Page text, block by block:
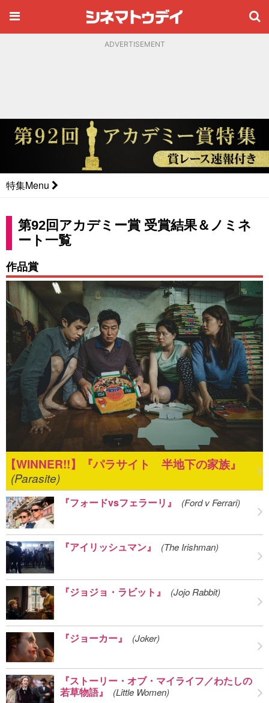
ADVERTISEMENT
特集Menu
第92回アカデミー賞 受賞結果＆ノミネ
ート一覧
作品賞
『パラサイト 半地下の家族』
(Parasite)
『フォードvsフェラーリ』 (Ford v Ferrari)
『アイリッシュマン』 (The Irishman)
『ジョジョ・ラビット』 (Jojo Rabbit)
『ジョーカー』 (Joker)
『ストーリー・オブ・マイライフ／わたしの
若草物語』
(Little Women)